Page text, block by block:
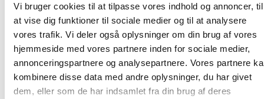
Vi bruger cookies til at tilpasse vores indhold og annoncer, til
at vise dig funktioner til sociale medier og til at analysere
vores trafik. Vi deler også oplysninger om din brug af vores
hjemmeside med vores partnere inden for sociale medier,
annonceringspartnere og analysepartnere. Vores partnere
kombinere disse data med andre oplysninger, du har givet
dem, eller som de har indsamlet fra din brug af deres
Den tredje tirsdag i hver måned holder vi en gudstjeneste kl.
10.30.
Her vil være musik, kendte salmer, en lille prædiken og
nadver.
Vi slutter af med at drikke kaffe sammen. Alle er velkomne!
Adressen er Karlslunde Parkvej 27